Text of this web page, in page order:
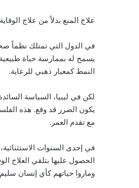
علاج المنع بدلاً من علاج الوقاية
في الدول التي تمتلك نظماً
يسمح له بممارسة حياة
النمط كمعيار ذهبي للرعاية.
لكن في ليبيا، السياسة
يكون الضرر قد وقع. هذه
مع تقدم العمر.
في إحدى السنوات
الحصول عليها بتلقي العلاج
وماروا حياتهم كأي إنسان